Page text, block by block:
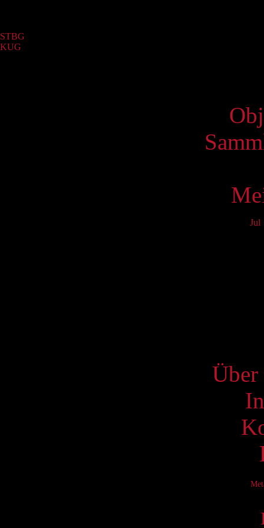
STBG
KUG
Jul